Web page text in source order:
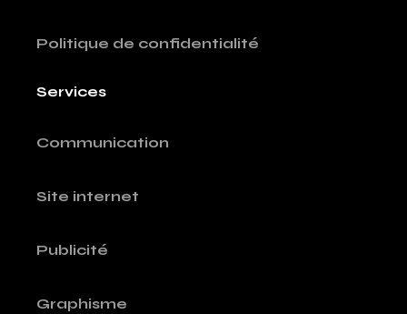
Politique de confidentialité
Services
Communication
Site internet
Publicité
Graphisme